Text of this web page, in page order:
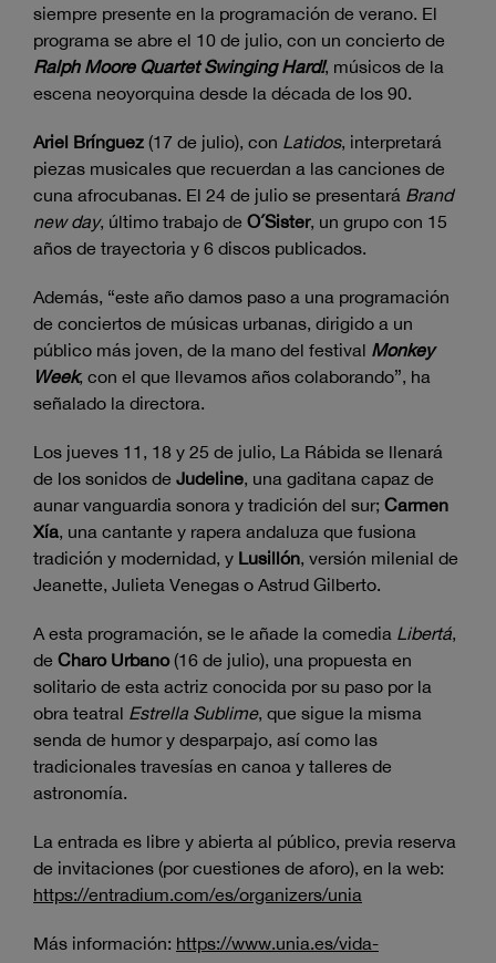
siempre presente en la programación de verano. El
programa se abre el 10 de julio, con un concierto de
Ralph Moore Quartet Swinging Hard!, músicos de la
escena neoyorquina desde la década de los 90.
Ariel Brínguez (17 de julio), con Latidos, interpretará
piezas musicales que recuerdan a las canciones de
cuna afrocubanas. El 24 de julio se presentará Brand
new day, último trabajo de O´Sister, un grupo con 15
años de trayectoria y 6 discos publicados.
Además, “este año damos paso a una programación
de conciertos de músicas urbanas, dirigido a un
público más joven, de la mano del festival Monkey
Week, con el que llevamos años colaborando”, ha
señalado la directora.
Los jueves 11, 18 y 25 de julio, La Rábida se llenará
de los sonidos de Judeline, una gaditana capaz de
aunar vanguardia sonora y tradición del sur; Carmen
Xía, una cantante y rapera andaluza que fusiona
tradición y modernidad, y Lusillón, versión milenial de
Jeanette, Julieta Venegas o Astrud Gilberto.
A esta programación, se le añade la comedia Libertá,
de Charo Urbano(16 de julio), una propuesta en
solitario de esta actriz conocida por su paso por la
obra teatral Estrella Sublime, que sigue la misma
senda de humor y desparpajo, así como las
tradicionales travesías en canoa y talleres de
astronomía.
La entrada es libre y abierta al público, previa reserva
de invitaciones (por cuestiones de aforo), en la web:
https://entradium.com/es/organizers/unia
Más información: https://www.unia.es/vida-